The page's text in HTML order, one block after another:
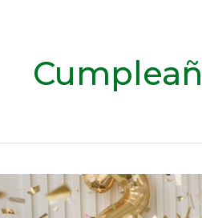
Lecturas
en